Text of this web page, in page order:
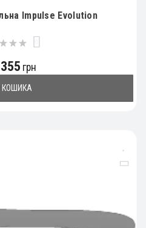
Impulse Evolution
грн